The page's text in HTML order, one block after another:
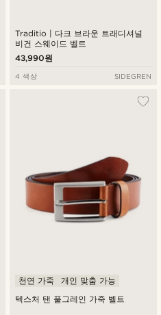
Traditio | 다크 브라운 트래디셔널
비건 스웨이드 벨트
43,990원
4 색상 SIDEGREN
텍스처 탠 풀그레인 가죽 벨트
천연 가죽 개인 맞춤 가능